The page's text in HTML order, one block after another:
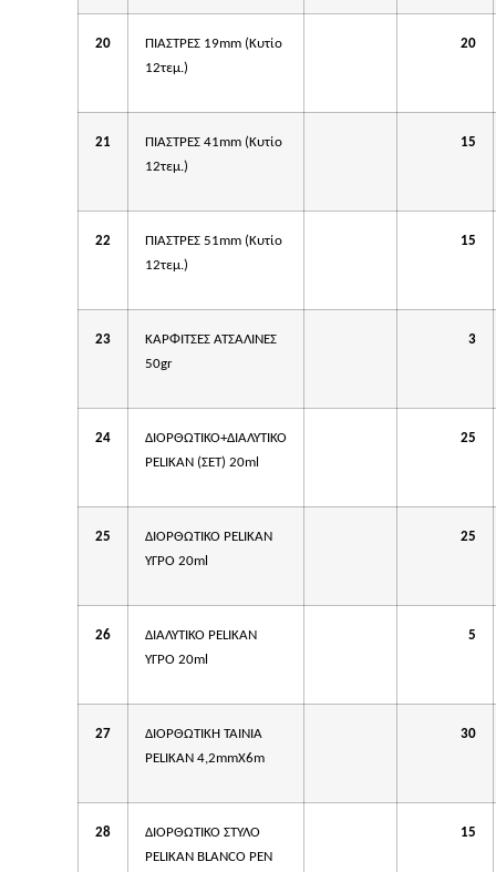
20
ΠΙΑΣΤΡΕΣ 19mm (Κυτίο
12τεμ.)
20
21
ΠΙΑΣΤΡΕΣ 41mm (Κυτίο
12τεμ.)
15
22
ΠΙΑΣΤΡΕΣ 51mm (Κυτίο
12τεμ.)
15
23
ΚΑΡΦΙΤΣΕΣ ΑΤΣΑΛΙΝΕΣ
50gr
3
24
ΔΙΟΡΘΩΤΙΚΟ+ΔΙΑΛΥΤΙΚΟ
PELIKAN (ΣΕΤ) 20ml
25
25
ΔΙΟΡΘΩΤΙΚΟ PELIKAN
ΥΓΡΟ 20ml
25
26
ΔΙΑΛΥΤΙΚΟ PELIKAN
ΥΓΡΟ 20ml
5
27
ΔΙΟΡΘΩΤΙΚΗ ΤΑΙΝΙΑ
PELIKAN 4,2mmΧ6m
30
28
ΔΙΟΡΘΩΤΙΚΟ ΣΤΥΛΟ
PΕLIKAN BLANCO PEN
15